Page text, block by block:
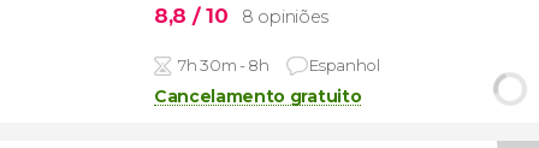
8,8 / 10 8 opiniões
7h 30m - 8h Espanhol
Cancelamento gratuito